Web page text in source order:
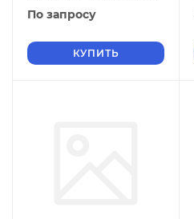
г/к
По запросу
КУПИТЬ